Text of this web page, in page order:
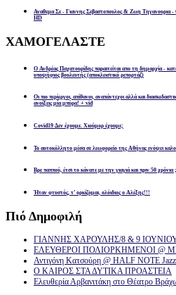
Αναθεμα Σε - Γιαννης Σεβαστοπουλος & Ζωη Τηγανουρια
HD
ΧΑΜΟΓΕΛΑΣΤΕ
Ο Ανδρέας Παχατουρίδης παραιτείται απο τη δημαρχία -
υποψήφιος βουλευτής (αποκλειστικό ρεπορτάζ)
Οι πιο περίεργοι, απίθανοι, αναπάντεχοι αλλά και
ανοίξεις μία μπύρα! + vid
Covid19 Δεν έχουμε. Χιούμορ έχουμε;
Το αυτοκόλλητο μέσα σε λεωφορείο της Αθήνας ενόψει
Βρε παππού, έτσι το κάνατε με την γιαγιά και πριν 50 χρόνια
Ήταν φτυστός, τ’ ορκίζομαι, ολόιδιος ο Αλέξης!!!
Πιό Δημοφιλή
ΓΙΑΝΝΗΣ ΧΑΡΟΥΛΗΣ/8 & 9
ΕΛΕΥΘΕΡΟΙ ΠΟΛΙΟΡΚΗΜΕΝΟΙ @
Αντιγόνη Κατσούρη @ HALF NOTE
Ο ΚΑΙΡΟΣ ΣΤΑ ΔΥΤΙΚΑ ΠΡΟΑΣΤΕΙΑ
Ελευθερία Αρβανιτάκη στο Θέατρο